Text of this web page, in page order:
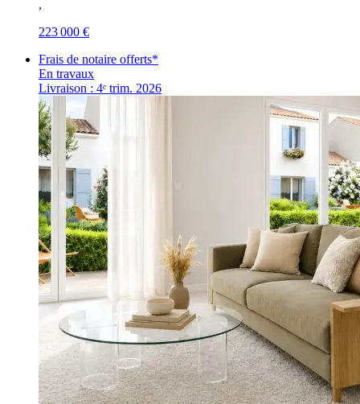
,
223 000 €
Frais de notaire offerts*
En travaux
Livraison : 4ᵉ trim. 2026